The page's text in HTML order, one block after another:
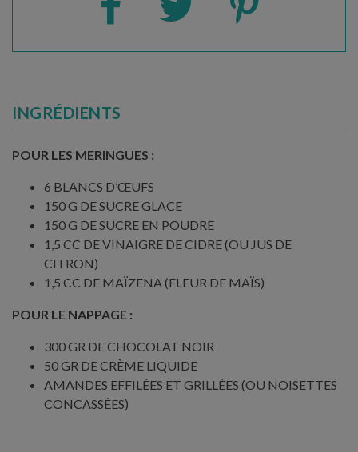
INGRÉDIENTS
POUR LES MERINGUES :
6 BLANCS D’ŒUFS
150 G DE SUCRE GLACE
150 G DE SUCRE EN POUDRE
1,5 CC DE VINAIGRE DE CIDRE (OU JUS DE
CITRON)
1,5 CC DE MAÏZENA (FLEUR DE MAÏS)
POUR LE NAPPAGE :
300 GR DE CHOCOLAT NOIR
50 GR DE CRÈME LIQUIDE
AMANDES EFFILÉES ET GRILLÉES (OU NOISETTES
CONCASSÉES)